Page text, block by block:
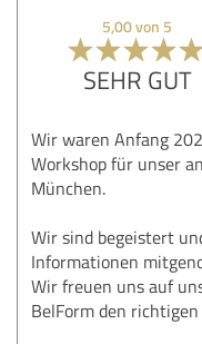
5,00 von 5
SEHR GUT
Wir waren Anfang
Workshop für unser
München.
Wir sind begeistert
Informationen
Wir freuen uns auf
BelForm den